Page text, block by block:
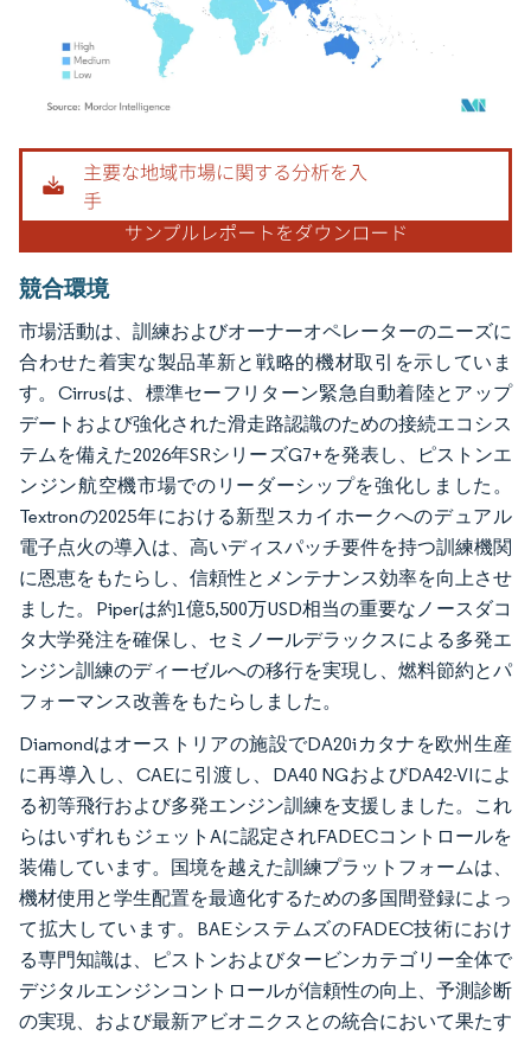
画像 © Mordor Intelligence。再利用にはCC BY 4.0の表示が必要です。
競合環境
市場活動は、訓練およびオーナーオペレーターのニーズに
合わせた着実な製品革新と戦略的機材取引を示していま
す。Cirrusは、標準セーフリターン緊急自動着陸とアップ
デートおよび強化された滑走路認識のための接続エコシス
テムを備えた2026年SRシリーズG7+を発表し、ピストンエ
ンジン航空機市場でのリーダーシップを強化しました。
Textronの2025年における新型スカイホークへのデュアル
電子点火の導入は、高いディスパッチ要件を持つ訓練機関
に恩恵をもたらし、信頼性とメンテナンス効率を向上させ
ました。Piperは約1億5,500万USD相当の重要なノースダコ
タ大学発注を確保し、セミノールデラックスによる多発エ
ンジン訓練のディーゼルへの移行を実現し、燃料節約とパ
フォーマンス改善をもたらしました。
Diamondはオーストリアの施設でDA20iカタナを欧州生産
に再導入し、CAEに引渡し、DA40 NGおよびDA42-VIによ
る初等飛行および多発エンジン訓練を支援しました。これ
らはいずれもジェットAに認定されFADECコントロールを
装備しています。国境を越えた訓練プラットフォームは、
機材使用と学生配置を最適化するための多国間登録によっ
て拡大しています。BAEシステムズのFADEC技術におけ
る専門知識は、ピストンおよびタービンカテゴリー全体で
デジタルエンジンコントロールが信頼性の向上、予測診断
の実現、および最新アビオニクスとの統合において果たす